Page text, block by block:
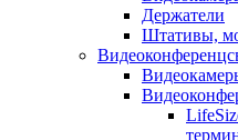
Держатели
Штативы,